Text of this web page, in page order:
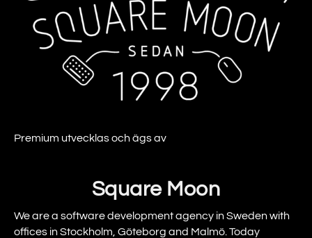
Premium utvecklas och ägs av
Square Moon
We are a software development agency in Sweden with
offices in Stockholm, Göteborg and Malmö. Today